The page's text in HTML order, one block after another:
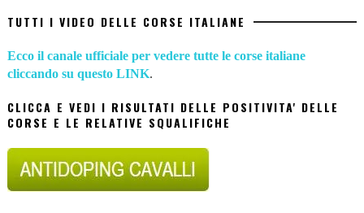
TUTTI I VIDEO DELLE CORSE ITALIANE
Ecco il canale ufficiale per vedere tutte le corse italiane
cliccando su questo LINK.
CLICCA E VEDI I RISULTATI DELLE POSITIVITA' DELLE
CORSE E LE RELATIVE SQUALIFICHE